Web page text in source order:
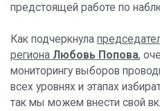
предстоящей работе по
Как подчеркнула
региона Любовь Попова,
мониторингу выборов
всех уровнях и этапах
так мы можем внести свой